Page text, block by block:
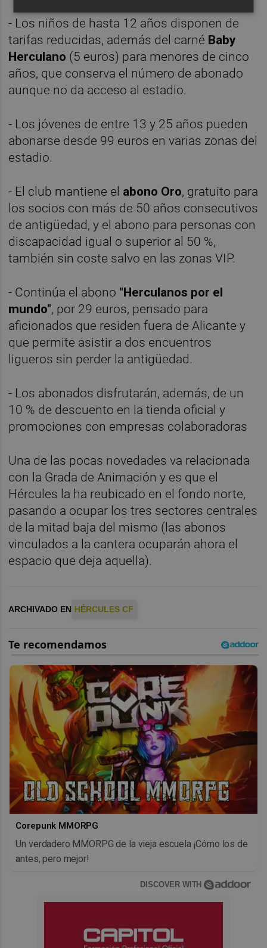
- Los niños de hasta 12 años disponen de
tarifas reducidas, además del carné Baby
Herculano (5 euros) para menores de cinco
años, que conserva el número de abonado
aunque no da acceso al estadio.
- Los jóvenes de entre 13 y 25 años pueden
abonarse desde 99 euros en varias zonas del
estadio.
- El club mantiene el abono Oro, gratuito para
los socios con más de 50 años consecutivos
de antigüedad, y el abono para personas con
discapacidad igual o superior al 50 %,
también sin coste salvo en las zonas VIP.
- Continúa el abono "Herculanos por el
mundo", por 29 euros, pensado para
aficionados que residen fuera de Alicante y
que permite asistir a dos encuentros
ligueros sin perder la antigüedad.
- Los abonados disfrutarán, además, de un
10 % de descuento en la tienda oficial y
promociones con empresas colaboradoras
Una de las pocas novedades va relacionada
con la Grada de Animación y es que el
Hércules la ha reubicado en el fondo norte,
pasando a ocupar los tres sectores centrales
de la mitad baja del mismo (las abonos
vinculados a la cantera ocuparán ahora el
espacio que deja aquella).
ARCHIVADO EN HÉRCULES CF
Corepunk MMORPG
Un verdadero MMORPG de la vieja escuela ¡Cómo los de
antes, pero mejor!
DISCOVER WITH